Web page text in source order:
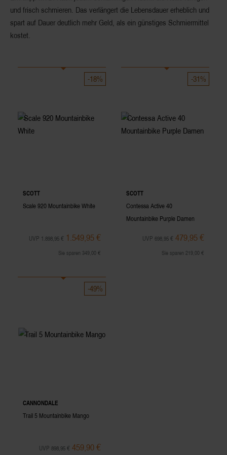
und frisch schmieren. Das verlängert die Lebensdauer erheblich und
spart auf Dauer deutlich mehr Geld, als ein günstiges Schmiermittel
kostet.
-18%
SCOTT
Scale 920 Mountainbike White
UVP 1.898,95 € 1.549,95 €
Sie sparen 349,00 €
-31%
SCOTT
Contessa Active 40
Mountainbike Purple Damen
UVP 698,95 € 479,95 €
Sie sparen 219,00 €
-49%
CANNONDALE
Trail 5 Mountainbike Mango
UVP 898,95 € 459,90 €